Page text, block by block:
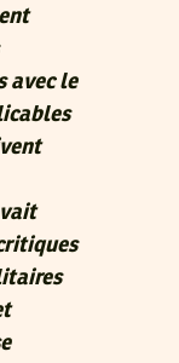
avec le